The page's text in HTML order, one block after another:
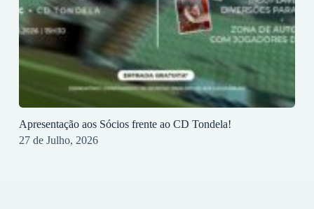
Apresentação aos Sócios frente ao CD Tondela!
27 de Julho, 2026